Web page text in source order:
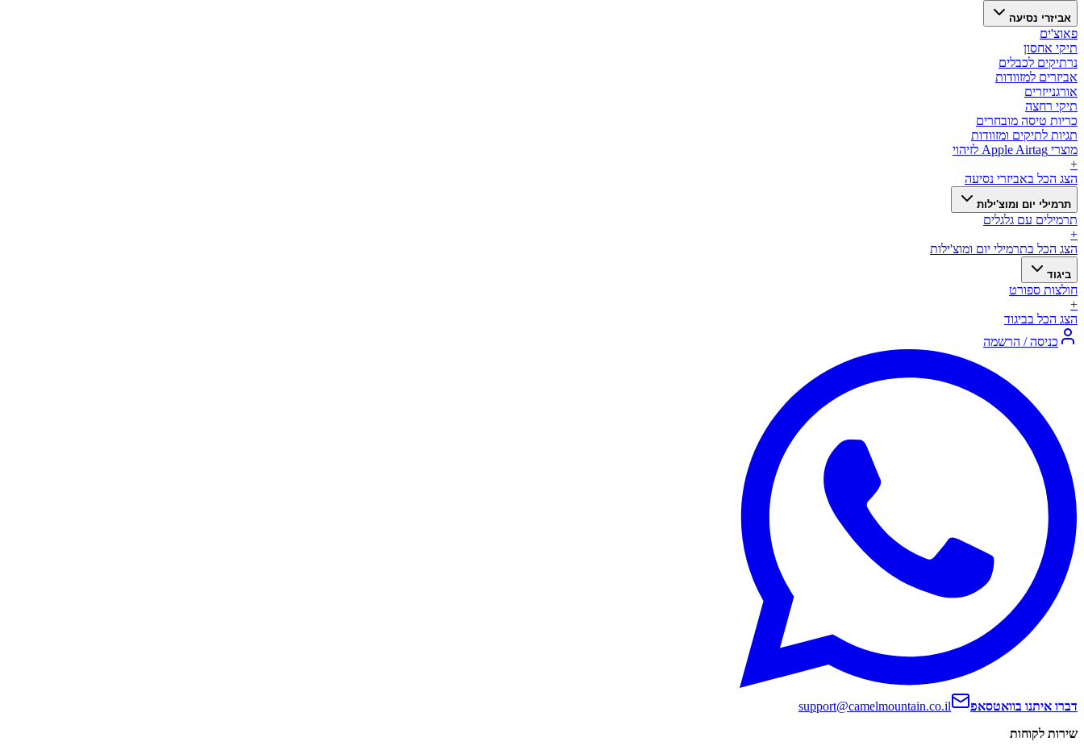
אביזרי נסיעה
פאוצ'ים
תיקי אחסון
נרתיקים לכבלים
אביזרים למזוודות
אורגנייזרים
תיקי רחצה
כריות טיסה מובחרים
תגיות לתיקים ומזוודות
מוצרי Apple Airtag לזיהוי
+
הצג הכל באביזרי נסיעה
תרמילי יום ומוצ'ילות
תרמילים עם גלגלים
+
הצג הכל בתרמילי יום ומוצ'ילות
ביגוד
חולצות ספורט
+
הצג הכל בביגוד
כניסה / הרשמה
דברו איתנו בוואטסאפ
support@camelmountain.co.il
שירות לקוחות